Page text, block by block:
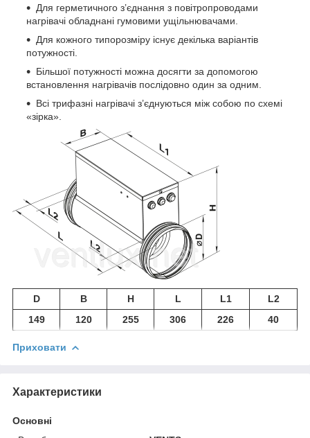
Для герметичного з’єднання з повітропроводами
нагрівачі обладнані гумовими ущільнювачами.
Для кожного типорозміру існує декілька варіантів
потужності.
Більшої потужності можна досягти за допомогою
встановлення нагрівачів послідовно один за одним.
Всі трифазні нагрівачі з’єднуються між собою по схемі
«зірка».
D B H L L1
L2
149
120 255 306 226 40
Приховати
Характеристики
Основні